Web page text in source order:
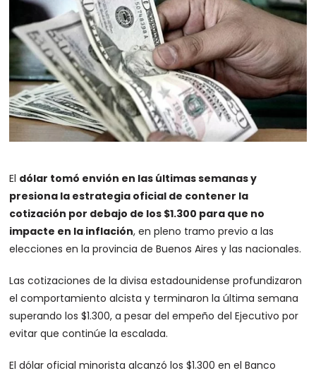
El dólar tomó envión en las últimas semanas y
presiona la estrategia oficial de contener la
cotización por debajo de los $1.300 para que no
impacte en la inflación, en pleno tramo previo a las
elecciones en la provincia de Buenos Aires y las nacionales.
Las cotizaciones de la divisa estadounidense profundizaron
el comportamiento alcista y terminaron la última semana
superando los $1.300, a pesar del empeño del Ejecutivo por
evitar que continúe la escalada.
El dólar oficial minorista alcanzó los $1.300 en el Banco